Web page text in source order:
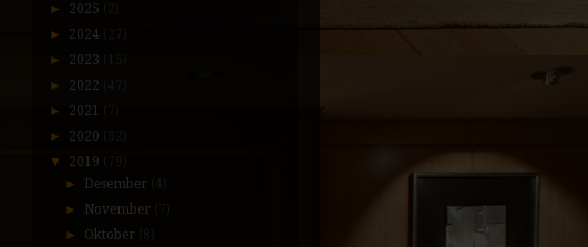
► 2025
► 2024
► 2023
► 2022
► 2021
► 2020
▼ 2019
► Desember
► November
► Oktober